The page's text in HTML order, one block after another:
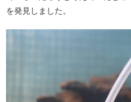
を発見しました。